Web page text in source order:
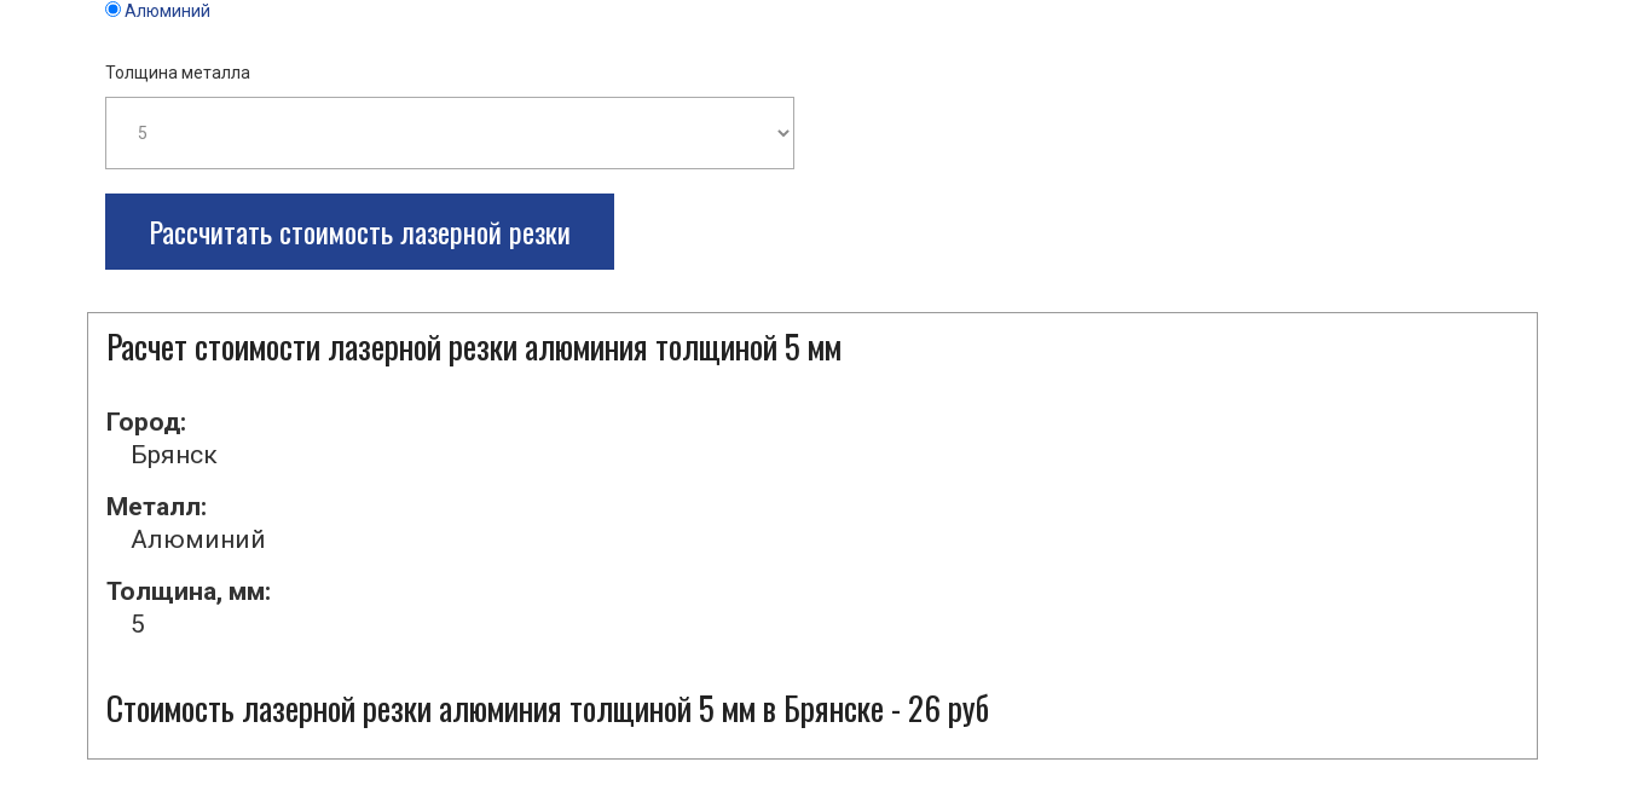
Алюминий
Толщина металла
Рассчитать стоимость лазерной резки
Расчет стоимости лазерной резки алюминия толщиной 5 мм
Город:
Брянск
Металл:
Алюминий
Толщина, мм:
5
Стоимость лазерной резки алюминия толщиной 5 мм в Брянске - 26 руб